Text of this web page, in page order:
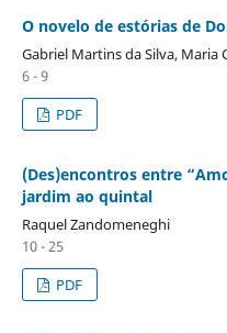
O novelo de estórias de
Gabriel Martins da Silva, Maria
6 - 9
PDF
(Des)encontros entre
jardim ao quintal
Raquel Zandomeneghi
10 - 25
PDF